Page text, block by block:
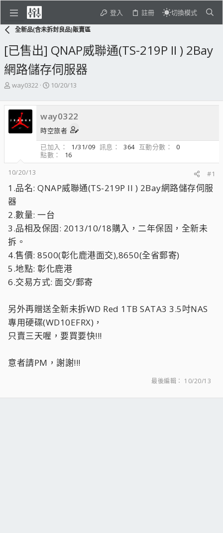
登入 註冊 切換模式
全新品(含未拆封良品)販賣區
[已售出] QNAP威聯通(TS-219P II ) 2Bay
網路儲存伺服器
主
發
人
way0322
開
日
期
10/20/13
way0322
時空旅者
已加入
1/31/09 訊息 364 互動分數
0
點數
16
10/20/13
#1
1.品名: QNAP威聯通(TS-219P II ) 2Bay網路儲存伺服
器
2.數量: 一台
3.品相及保固: 2013/10/18購入，二年保固，全新未
拆。
4.售價: 8500(彰化鹿港面交),8650(全省郵寄)
5.地點: 彰化鹿港
6.交易方式: 面交/郵寄
另外再贈送全新未拆WD Red 1TB SATA3 3.5吋NAS
專用硬碟(WD10EFRX)，
只賣三天喔，要買要快!!!
意者請PM，謝謝!!!
最後編輯： 10/20/13